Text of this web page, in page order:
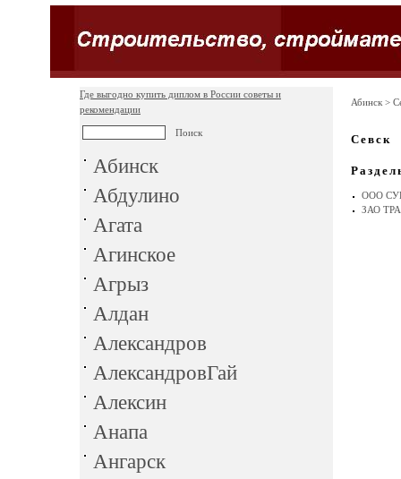
Где выгодно купить диплом в России советы и
рекомендации
Абинск
Абдулино
Агата
Агинское
Агрыз
Алдан
Александров
АлександровГай
Алексин
Анапа
Ангарск
Абинск >
Севск
ООО
ЗАО